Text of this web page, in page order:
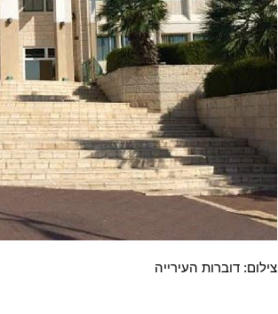
צילום: דוברות העירייה